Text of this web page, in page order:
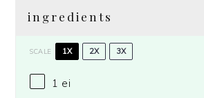
ingredients
SCALE 1X 2X 3X
1 ei